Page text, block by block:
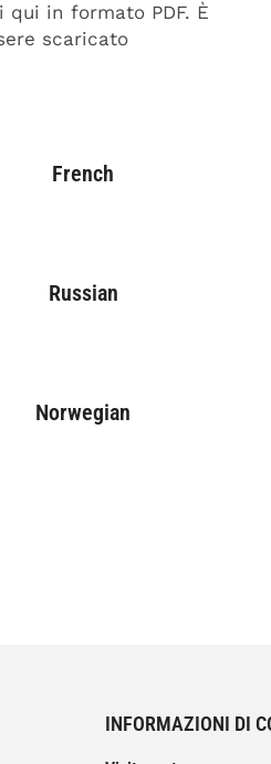
in formato PDF. È
scaricato
French
Russian
Norwegian
INFORMAZIONI DI